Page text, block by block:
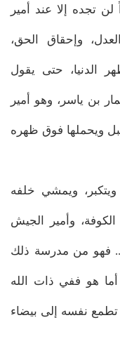
تجده إلا عند أمير
وإحقاق الحق،
الدنيا، حتى يقول
بن ياسر، وهو أمير
ويحملها فوق ظهره
ويمشي خلفه
وأمير الجيش
فهو من مدرسة ذلك
أما هو ففي ذات الله
نفسه إلى بيضاء